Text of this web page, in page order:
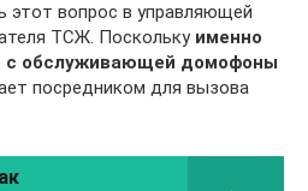
этот вопрос в управляющей
ТСЖ. Поскольку именно
с обслуживающей домофоны
посредником для вызова